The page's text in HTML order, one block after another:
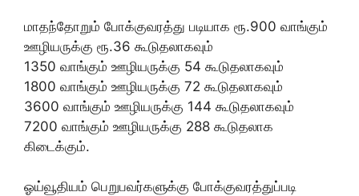
மாதந்தோறும் போக்குவரத்து படியாக ரூ.900 வாங்கும்
ஊழியருக்கு ரூ.36 கூடுதலாகவும்
1350 வாங்கும் ஊழியருக்கு 54 கூடுதலாகவும்
1800 வாங்கும் ஊழியருக்கு 72 கூடுதலாகவும்
3600 வாங்கும் ஊழியருக்கு 144 கூடுதலாகவும்
7200 வாங்கும் ஊழியருக்கு 288 கூடுதலாக
கிடைக்கும்.
ஓய்வூதியம் பெறுபவர்களுக்கு போக்குவரத்துப்படி